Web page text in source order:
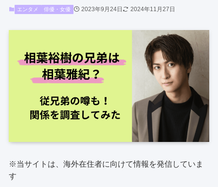
エンタメ 俳優・女優 2023年9月24日 2024年11月27日
※当サイトは、海外在住者に向けて情報を発信していま
す